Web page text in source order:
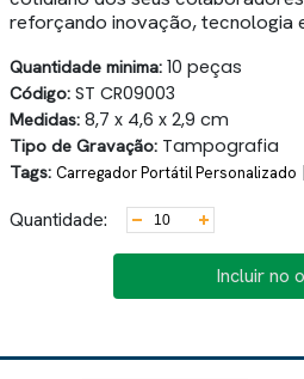
reforçando inovação, tecnologia
Quantidade minima: 10 peças
Código: ST CR09003
Medidas: 8,7 x 4,6 x 2,9 cm
Tipo de Gravação: Tampografia
Tags: Carregador Portátil Personalizado |
Quantidade:
Incluir no